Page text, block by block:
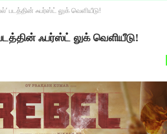
படத்தின் ஃபர்ஸ்ட் லுக் வெளியீடு!
படத்தின் ஃபர்ஸ்ட் லுக் வெளியீடு!